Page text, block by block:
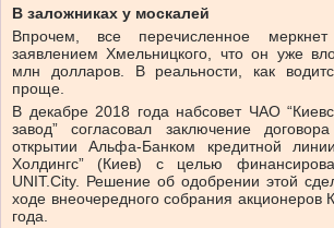
В заложниках у москалей
Впрочем, все перечисленное
заявлением Хмельницкого, что он уже
млн долларов. В реальности, как
проще.
В декабре 2018 года набсовет ЧАО
завод” согласовал заключение
открытии Альфа-Банком кредитной
Холдингс” (Киев) с целью
UNIT.City. Решение об одобрении этой
ходе внеочередного собрания
года.